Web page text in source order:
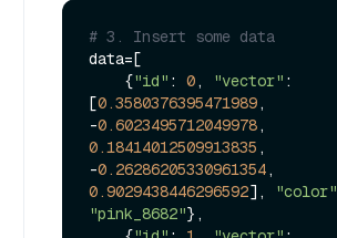
# 3. Insert some data
data=[
    {
"id" : 0, "vector" :
[0.3580376395471989,
-0.6023495712049978
0.18414012509913835 ,
-0.26286205330961354
0.9029438446296592], "color"
"pink_8682"},